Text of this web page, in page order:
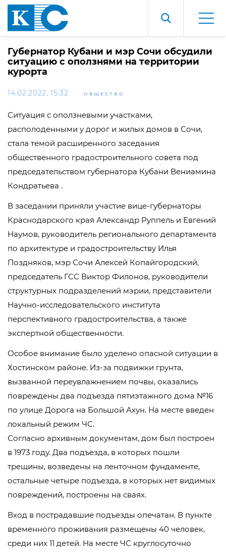
Губернатор Кубани и мэр Сочи обсудили
ситуацию с оползнями на территории
курорта
14.02.2022, 15:32 ОБЩЕСТВО
Ситуация с оползневыми участками,
располоденными у дорог и жилых домов в Сочи,
стала темой расширенного заседания
общественного градостроительного совета под
председательством губернатора Кубани Вениамина
Кондратьева .
В заседании приняли участие вице-губернаторы
Краснодарского края Александр Руппель и Евгений
Наумов, руководитель регионального департамента
по архитектуре и градостроительству Илья
Поздняков, мэр Сочи Алексей Копайгородский,
председатель ГСС Виктор Филонов, руководители
структурных подразделений мэрии, представители
Научно-исследовательского института
перспективного градостроительства, а также
экспертной общественности.
Особое внимание было уделено опасной ситуации в
Хостинском районе. Из-за подвижки грунта,
вызванной переувлажнением почвы, оказались
повреждены два подъезда пятиэтажного дома №16
по улице Дорога на Большой Ахун. На месте введен
локальный режим ЧС.
Согласно архивным документам, дом был построен
в 1973 году. Два подъезда, в которых пошли
трещины, возведены на ленточном фундаменте,
остальные четыре подъезда, в которых нет видимых
повреждений, построены на сваях.
Вход в пострадавшие подъезды опечатан. В пункте
временного проживания размещены 40 человек,
среди них 11 детей. На месте ЧС круглосуточно